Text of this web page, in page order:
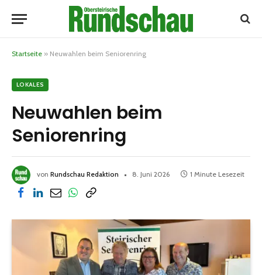
Startseite » Neuwahlen beim Seniorenring
LOKALES
Neuwahlen beim
Seniorenring
von Rundschau Redaktion 8. Juni 2026 1 Minute Lesezeit